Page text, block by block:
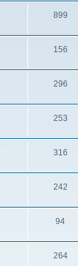
899
156
296
253
316
242
94
264